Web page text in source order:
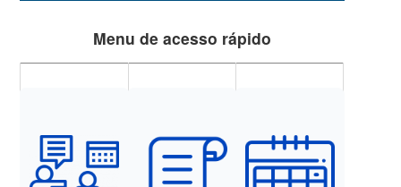
Menu de acesso rápido